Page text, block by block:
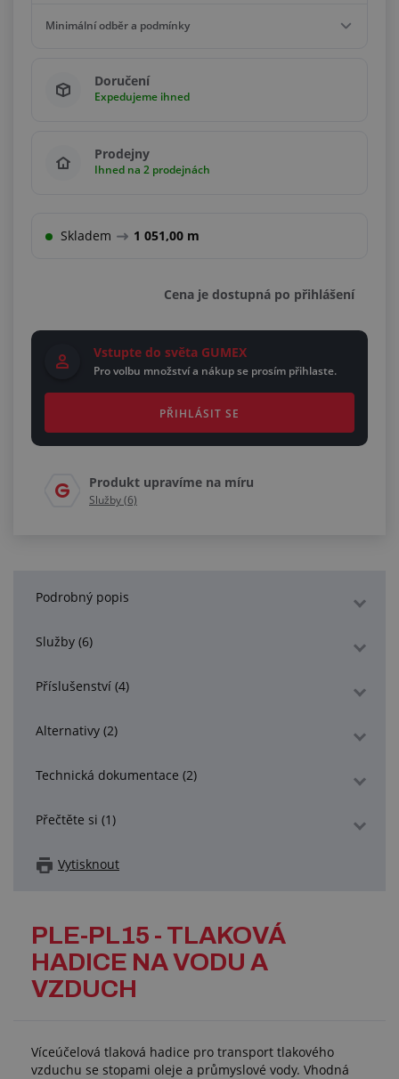
Minimální odběr a podmínky
5,00 m
Násobky 5,00 m
Doručení
Expedujeme ihned
Prodejny
Ihned na 2 prodejnách
Skladem 1 051,00 m
Cena je dostupná po přihlášení
Vstupte do světa GUMEX
Pro volbu množství a nákup se prosím přihlaste.
PŘIHLÁSIT SE
Produkt upravíme na míru
Služby (6)
Podrobný popis
Služby (6)
Příslušenství (4)
Alternativy (2)
Technická dokumentace (2)
Přečtěte si (1)
Vytisknout
PLE-PL15 - TLAKOVÁ
HADICE NA VODU A
VZDUCH
Víceúčelová tlaková hadice pro transport tlakového
vzduchu se stopami oleje a průmyslové vody. Vhodná